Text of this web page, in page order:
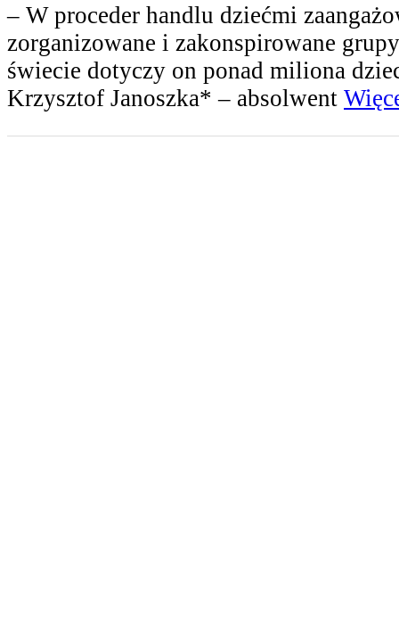
– W proceder handlu dziećmi
zorganizowane i zakonspirowane
świecie dotyczy on ponad miliona
Krzysztof Janoszka* – absolwent